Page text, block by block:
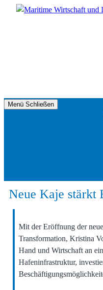
Zum
Maritime
Menü Schließen
Neue Kaje stärkt
Mit der Eröffnung der
Transformation, Kristina
Hand und Wirtschaft an
Hafeninfrastruktur,